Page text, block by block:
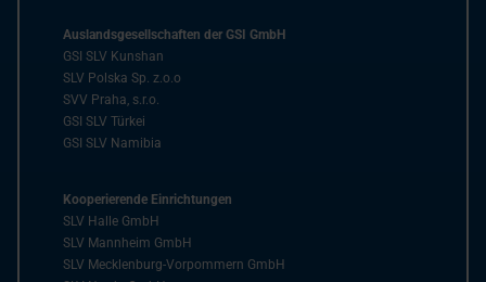
Auslandsgesellschaften der GSI GmbH
GSI SLV Kunshan
SLV Polska Sp. z.o.o
SVV Praha, s.r.o.
GSI SLV Türkei
GSI SLV Namibia
Kooperierende Einrichtungen
SLV Halle GmbH
SLV Mannheim GmbH
SLV Mecklenburg-Vorpommern GmbH